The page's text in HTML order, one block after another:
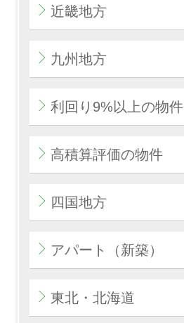
近畿地方
九州地方
利回り9%以上の物件
高積算評価の物件
四国地方
アパート（新築）
東北・北海道